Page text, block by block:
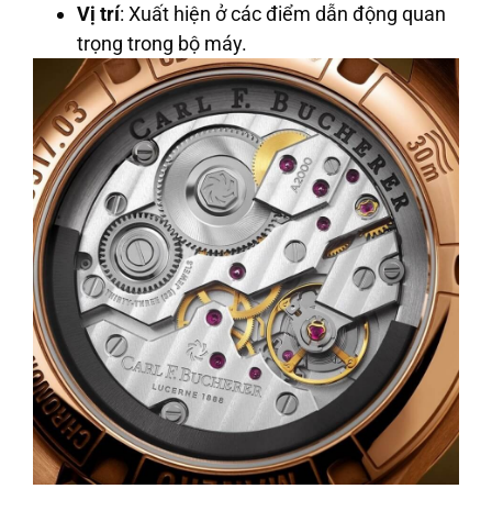
Vị trí: Xuất hiện ở các điểm dẫn động quan
trọng trong bộ máy.